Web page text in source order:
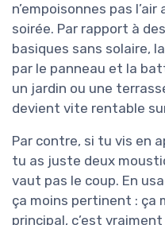
n’empoisonnes pas
soirée. Par rapport à
basiques sans solaire,
par le panneau et la
un jardin ou une
devient vite rentable
Par contre, si tu vis en
tu as juste deux
vaut pas le coup. En
ça moins pertinent : ça
principal, c’est